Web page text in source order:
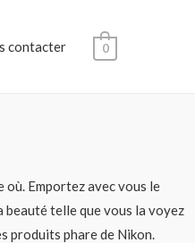
contacter 0
où. Emportez avec vous le
telle que vous la voyez
produits phare de Nikon.